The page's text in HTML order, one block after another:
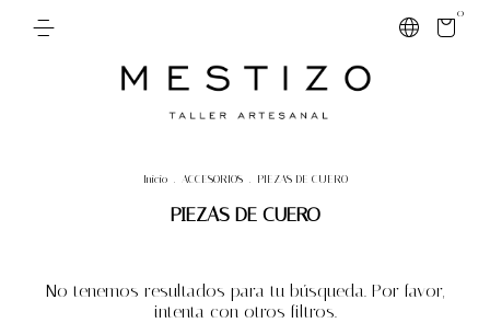
0
Inicio . ACCESORIOS . PIEZAS DE CUERO
PIEZAS DE CUERO
No tenemos resultados para tu búsqueda. Por favor,
intenta con otros filtros.